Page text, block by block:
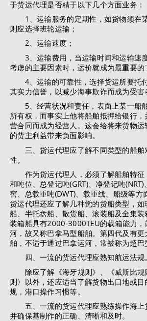
于货运代理是否精于以下几个方面业务：
1、运输服务的定期性，如货物须在
则应选择班轮运输；
2、运输速度；
3、运输费用，当运输时间和运输速
考虑的主要因素时，运价就成为最重要的
4、运输的可靠性，选择货运所要托
其实力信誉，以减少海事欺诈而成为受害
5、经营状况和责任，表面上某一船
所有权，而事实上他将船舶抵押给银行
营合同而成为经营人。这会给将来货物
的货主利益带来负面影响。
三、货运代理应了解不同类型的船舶
性。
作为货运代理人，必须了解船舶特征
和吨位、总登记吨(GRT)、净登记吨
窖、总载重吨(DWT)、载重线、船级等方
货运代理还应了解几种觉的货船类型，如
船、半托盘船、散货船、滚装船及全集
装箱船具有2000-3000TEU的载箱能力，
河，故又称巴拿马型船舶。第四代及有
舶，不适于通过巴拿运河，常被称为超巴
四、一流的货运代理应熟知航运法规。
除应了解《海牙规则》、《威斯比规
则〉以外，还应适当了解货物出口地或
规，港口操作习惯等。
五、一流的货运代理应熟练操作海上
并确保基制作的正确、清晰和及时。